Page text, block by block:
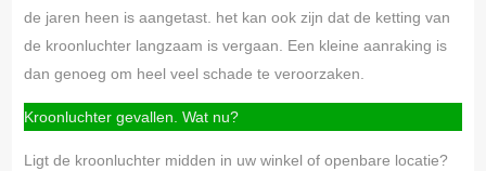
de jaren heen is aangetast. het kan ook zijn dat de ketting van
de kroonluchter langzaam is vergaan. Een kleine aanraking is
dan genoeg om heel veel schade te veroorzaken.
Kroonluchter gevallen. Wat nu?
Ligt de kroonluchter midden in uw winkel of openbare locatie?